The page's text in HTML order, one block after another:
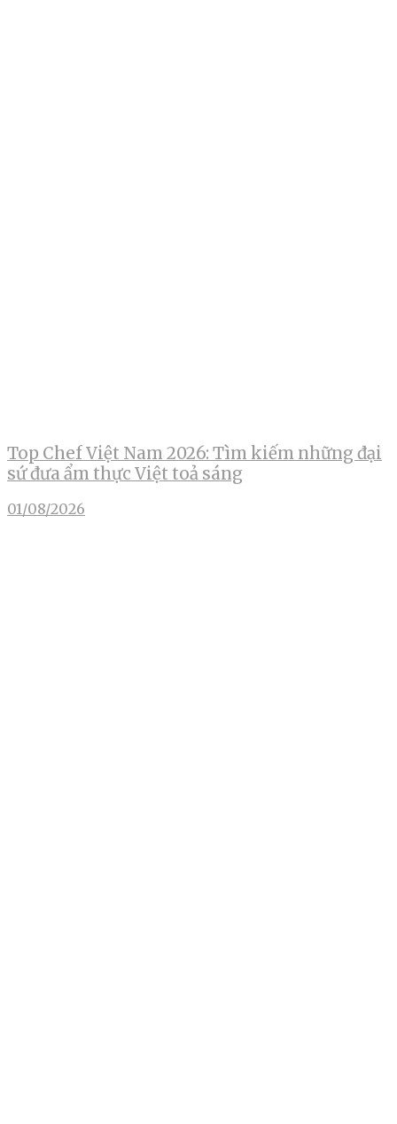
Top Chef Việt Nam 2026: Tìm kiếm những đại
sứ đưa ẩm thực Việt toả sáng
01/08/2026